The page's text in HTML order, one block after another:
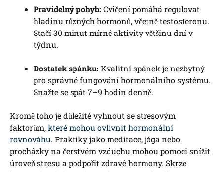
Pravidelný pohyb: Cvičení pomáhá regulovat
hladinu různých hormonů, včetně testosteronu.
Stačí 30 minut mírné aktivity většinu dní v
týdnu.
Dostatek spánku: Kvalitní spánek je nezbytný
pro správné fungování hormonálního systému.
Snažte se spát 7–9 hodin denně.
Kromě toho je důležité vyhnout se stresovým
faktorům,které mohou ovlivnit hormonální
rovnováhu. Praktiky jako meditace, jóga nebo
procházky na čerstvém vzduchu mohou pomoci snížit
úroveň stresu a podpořit zdravé hormony. Skrze